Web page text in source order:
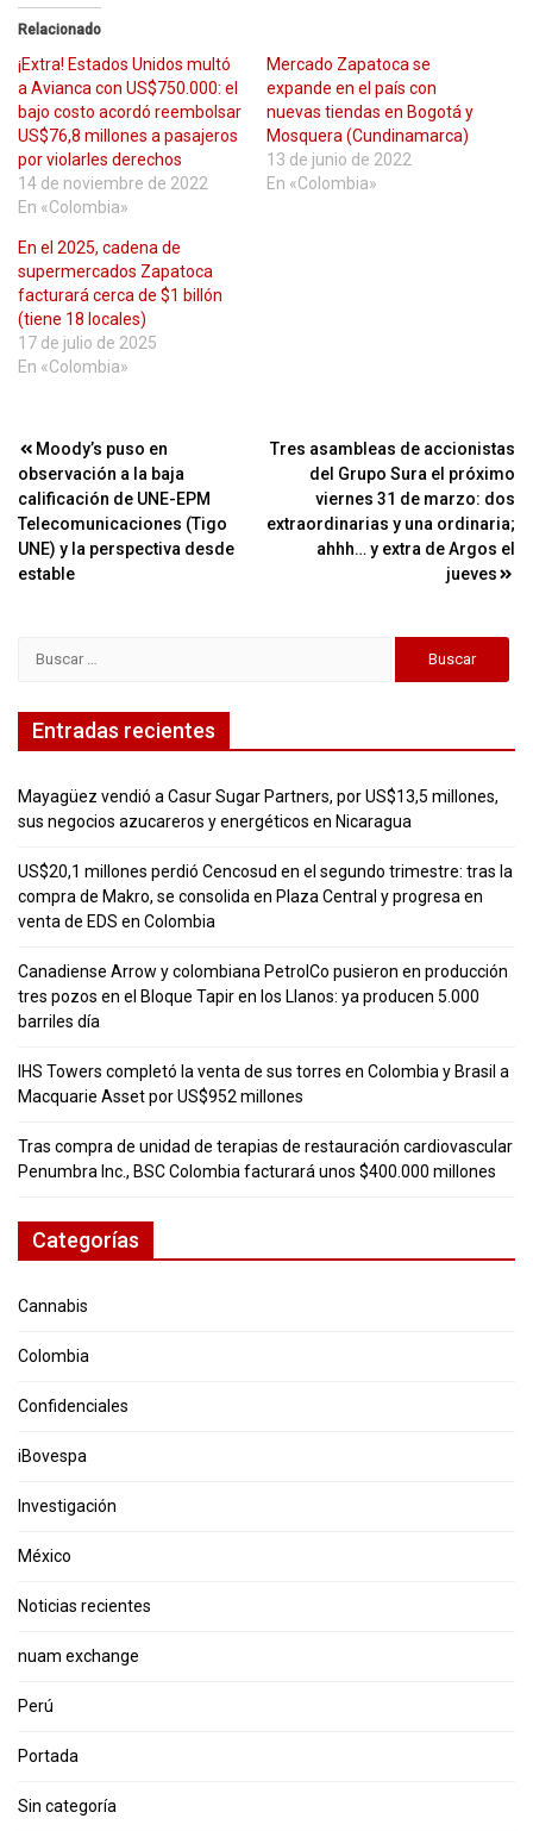
Relacionado
¡Extra! Estados Unidos multó
a Avianca con US$750.000: el
bajo costo acordó reembolsar
US$76,8 millones a pasajeros
por violarles derechos
14 de noviembre de 2022
En «Colombia»
Mercado Zapatoca se
expande en el país con
nuevas tiendas en Bogotá y
Mosquera (Cundinamarca)
13 de junio de 2022
En «Colombia»
En el 2025, cadena de
supermercados Zapatoca
facturará cerca de $1 billón
(tiene 18 locales)
17 de julio de 2025
En «Colombia»
Navegación
de
entradas
Moody’s puso en
observación a la baja
calificación de UNE-EPM
Telecomunicaciones (Tigo
UNE) y la perspectiva desde
estable
Tres asambleas de accionistas
del Grupo Sura el próximo
viernes 31 de marzo: dos
extraordinarias y una ordinaria;
ahhh… y extra de Argos el
jueves
Entradas recientes
Mayagüez vendió a Casur Sugar Partners, por US$13,5 millones,
sus negocios azucareros y energéticos en Nicaragua
US$20,1 millones perdió Cencosud en el segundo trimestre: tras la
compra de Makro, se consolida en Plaza Central y progresa en
venta de EDS en Colombia
Canadiense Arrow y colombiana PetrolCo pusieron en producción
tres pozos en el Bloque Tapir en los Llanos: ya producen 5.000
barriles día
IHS Towers completó la venta de sus torres en Colombia y Brasil a
Macquarie Asset por US$952 millones
Tras compra de unidad de terapias de restauración cardiovascular
Penumbra Inc., BSC Colombia facturará unos $400.000 millones
Categorías
Cannabis
Colombia
Confidenciales
iBovespa
Investigación
México
Noticias recientes
nuam exchange
Perú
Portada
Sin categoría